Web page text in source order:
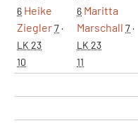
6 Heike
Ziegler7·
LK 23
10
6 Maritta
Marschall 7·
LK 23
11